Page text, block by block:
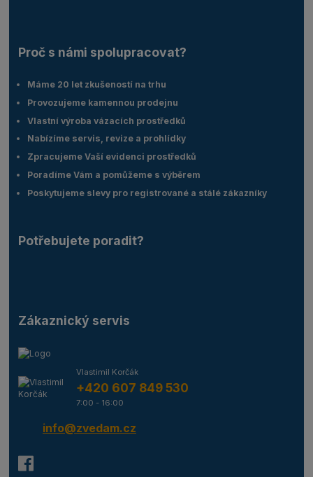
Proč s námi spolupracovat?
Máme 20 let zkušeností na trhu
Provozujeme kamennou prodejnu
Vlastní výroba vázacích prostředků
Nabízíme servis, revize a prohlídky
Zpracujeme Vaší evidenci prostředků
Poradíme Vám a pomůžeme s výběrem
Poskytujeme slevy pro registrované a stálé zákazníky
Potřebujete poradit?
Zákaznický servis
Vlastimil Korčák
+420 607 849 530
7:00 - 16:00
info@zvedam.cz